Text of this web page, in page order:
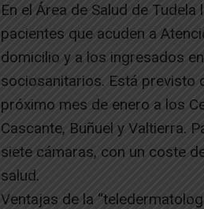
En el Área de Salud de
pacientes que acuden a
domicilio y a los ingresados
sociosanitarios. Está previsto
próximo mes de enero a los
Cascante, Buñuel y Valtierra.
siete cámaras, con un coste
salud.
Ventajas de la